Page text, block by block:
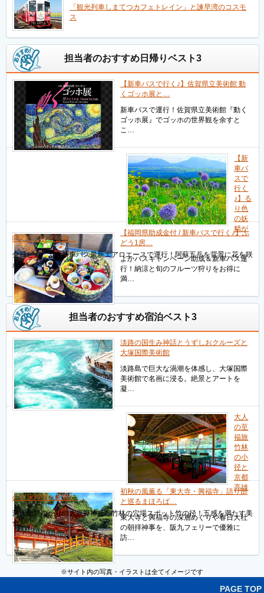
「観光列車しまてつカフェトレイン」と諫早湾のコスモ
ス
担当者のおすすめ日帰りベスト3
【新車バスで行く♪】佐賀県立美術館 動
くゴッホ展と…
新車バスで運行！佐賀県立美術館『動く
ゴッホ展』でゴッホの世界観を余すと
こ…
【新
車バ
スで
行く
♪】る
り色
の妖
精が
咲くヒゴタイ公園…
全日ピカピカの新車バス最新エアロエースで運行！阿蘇五岳を背景に花を咲
かせ…
【福岡県助成金付 / 新車バスで行く♪】ぶ
どう1房…
よかバスキャンペーン助成＆新車バス運
行！納涼と旬のフルーツ狩りをお得に
満…
担当者のおすすめ宿泊ベスト3
淡路の国生み神話とうずしおクルーズと
大塚国際美術館
淡路島で巨大な渦潮を体感し、大塚国際
美術館で名画に浸る。絶景とアートを
凝…
大人
の至
福旅
竹林
の小
径と
京都
高雄
の川床料理と銘酒…
源氏物語ゆかりの大原野神社と竹林の穴場スポット竹の径！五感を満たす美
食と…
初秋の風薫る「東大寺・興福寺」語り部
と巡るまほろば…
東大寺と興福寺の深層めぐりや春日大社
の朝拝神事を、阪九フェリーで優雅に
訪…
PAGE TOP
※サイト内の写真・イラストは全てイメージです